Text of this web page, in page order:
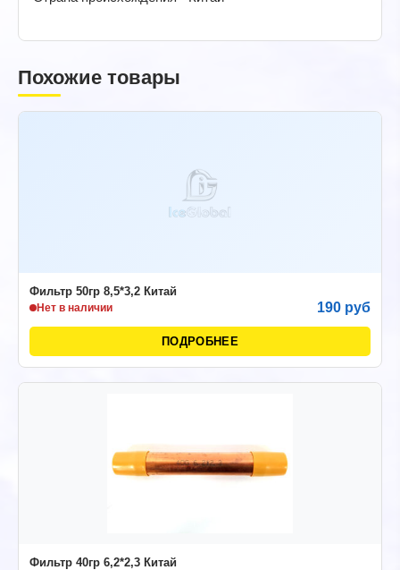
Похожие товары
Фильтр 50гр 8,5*3,2 Китай
Нет в наличии 190 руб
ПОДРОБНЕЕ
Фильтр 40гр 6,2*2,3 Китай